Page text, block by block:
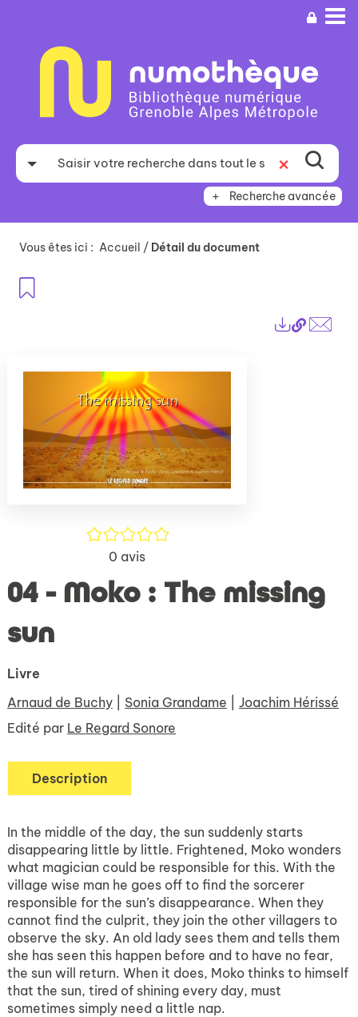
recherche
Recherche avancée
Vous êtes ici : Accueil / Détail du document
Lien
/5
0 avis
04 - Moko : The missing
sun
Livre
Arnaud de Buchy
Sonia Grandame
Joachim Hérissé
Edité par Le Regard Sonore
Description
In the middle of the day, the sun suddenly starts
disappearing little by little. Frightened, Moko wonders
what magician could be responsible for this. With the
village wise man he goes off to find the sorcerer
responsible for the sun’s disappearance. When they
cannot find the culprit, they join the other villagers to
observe the sky. An old lady sees them and tells them
she has seen this happen before and to have no fear,
the sun will return. When it does, Moko thinks to himself
that the sun, tired of shining every day, must
sometimes simply need a little nap.